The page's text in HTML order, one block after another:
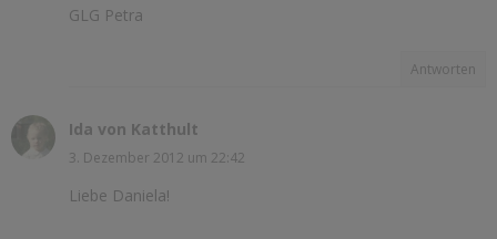
GLG Petra
Antworten
Ida von Katthult
3. Dezember 2012 um 22:42
Liebe Daniela!